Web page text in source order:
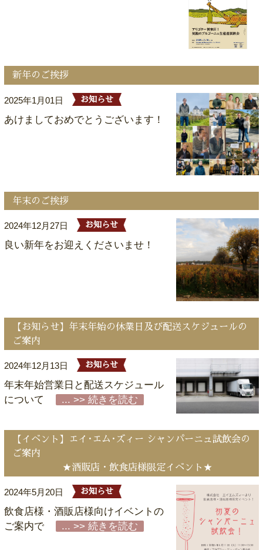
新年のご挨拶
2025年1月01日 お知らせ
あけましておめでとうございます！
年末のご挨拶
2024年12月27日 お知らせ
良い新年をお迎えくださいませ！
【お知らせ】年末年始の休業日及び配送スケジュールの
ご案内
2024年12月13日 お知らせ
年末年始営業日と配送スケジュール
について
... >> 続きを読む
【イベント】エイ･エム･ズィー シャンパーニュ試飲会の
ご案内
★酒販店・飲食店様限定イベント★
2024年5月20日 お知らせ
飲食店様・酒販店様向けイベントの
ご案内で
... >> 続きを読む